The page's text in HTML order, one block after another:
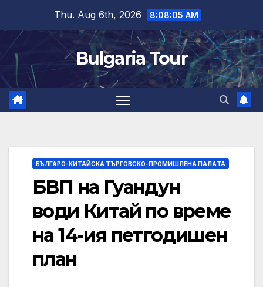
content
Thu. Aug 6th, 2026 8:08:05 AM
Bulgaria Tour
БЪЛГАРО-КИТАЙСКА ТЪРГОВСКО-ПРОМИШЛЕНА ПАЛAТА
БВП на Гуандун
води Китай по време
на 14-ия петгодишен
план